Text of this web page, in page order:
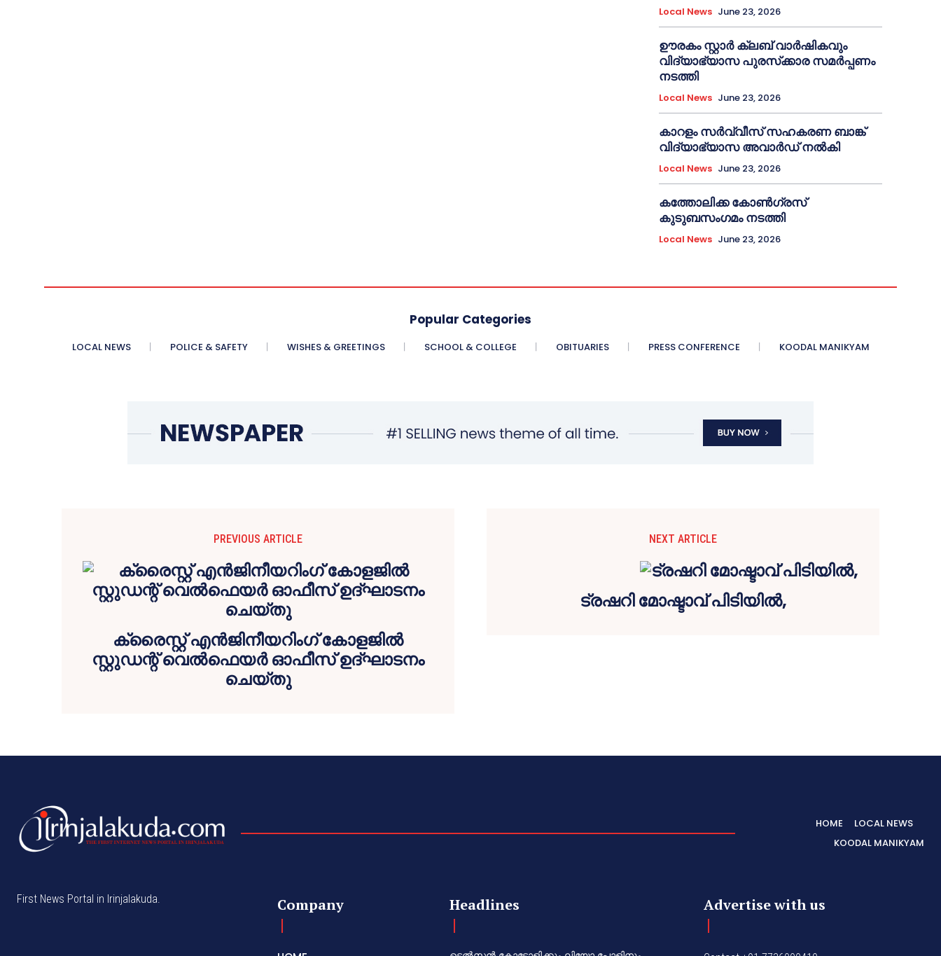
Local News June 23, 2026
ഊരകം സ്റ്റാർ ക്ലബ് വാർഷികവും
വിദ്യാഭ്യാസ പുരസ്‌ക്കാര സമർപ്പണം
നടത്തി
Local News June 23, 2026
കാറളം സർവ്വീസ് സഹകരണ ബാങ്ക്
വിദ്യാഭ്യാസ അവാർഡ് നൽകി
Local News June 23, 2026
കത്തോലിക്ക കോൺഗ്രസ്
കുടുബസംഗമം നടത്തി
Local News June 23, 2026
Popular Categories
LOCAL NEWS POLICE & SAFETY WISHES & GREETINGS SCHOOL & COLLEGE OBITUARIES PRESS CONFERENCE KOODAL MANIKYAM
PREVIOUS ARTICLE
ക്രൈസ്റ്റ് എൻജിനീയറിംഗ് കോളജിൽ
സ്റ്റുഡന്റ് വെൽഫെയർ ഓഫീസ് ഉദ്ഘാടനം
ചെയ്തു
NEXT ARTICLE
ട്രഷറി മോഷ്ടാവ് പിടിയിൽ,
HOME
LOCAL NEWS
KOODAL MANIKYAM
First News Portal in Irinjalakuda. Company Headlines Advertise with us